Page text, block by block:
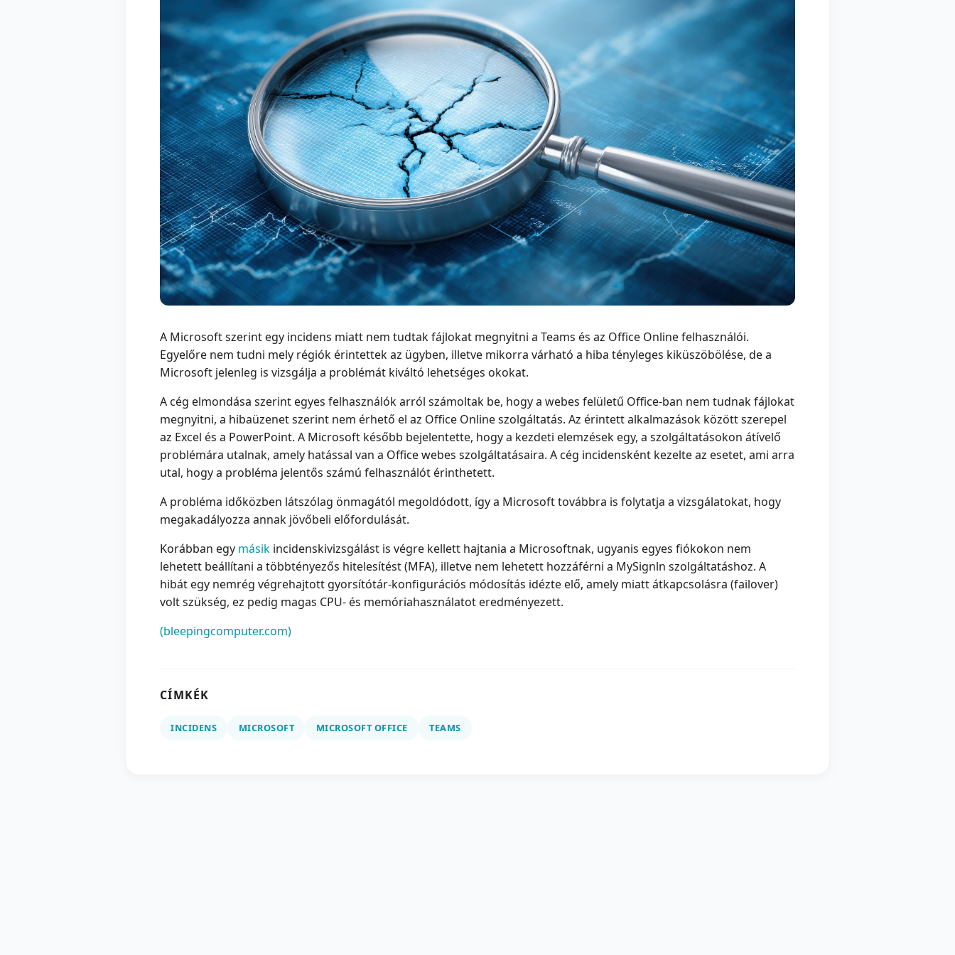
A Microsoft szerint egy incidens miatt nem tudtak fájlokat megnyitni a Teams és az Office Online felhasználói.
Egyelőre nem tudni mely régiók érintettek az ügyben, illetve mikorra várható a hiba tényleges kiküszöbölése, de a
Microsoft jelenleg is vizsgálja a problémát kiváltó lehetséges okokat.
A cég elmondása szerint egyes felhasználók arról számoltak be, hogy a webes felületű Office-ban nem tudnak fájlokat
megnyitni, a hibaüzenet szerint nem érhető el az Office Online szolgáltatás. Az érintett alkalmazások között szerepel
az Excel és a PowerPoint. A Microsoft később bejelentette, hogy a kezdeti elemzések egy, a szolgáltatásokon átívelő
problémára utalnak, amely hatással van a Office webes szolgáltatásaira. A cég incidensként kezelte az esetet, ami arra
utal, hogy a probléma jelentős számú felhasználót érinthetett.
A probléma időközben látszólag önmagától megoldódott, így a Microsoft továbbra is folytatja a vizsgálatokat, hogy
megakadályozza annak jövőbeli előfordulását.
Korábban egy másik incidenskivizsgálást is végre kellett hajtania a Microsoftnak, ugyanis egyes fiókokon nem
lehetett beállítani a többtényezős hitelesítést (MFA), illetve nem lehetett hozzáférni a MySignln szolgáltatáshoz. A
hibát egy nemrég végrehajtott gyorsítótár-konfigurációs módosítás idézte elő, amely miatt átkapcsolásra (failover)
volt szükség, ez pedig magas CPU- és memóriahasználatot eredményezett.
(bleepingcomputer.com)
CÍMKÉK
INCIDENS MICROSOFT MICROSOFT OFFICE TEAMS